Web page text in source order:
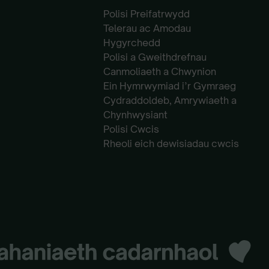
Polisi Preifatrwydd
Telerau ac Amodau
Hygyrchedd
Polisi a Gweithdrefnau
Canmoliaeth a Chwynion
Ein Hymrwymiad i’r Gymraeg
Cydraddoldeb, Amrywiaeth a
Chynhwysiant
Polisi Cwcis
Rheoli eich dewisiadau cwcis